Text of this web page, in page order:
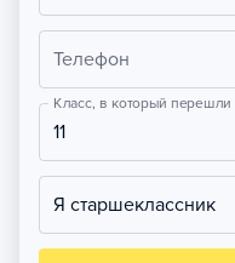
Телефон
Класс, в который перешли
11
Я старшеклассник